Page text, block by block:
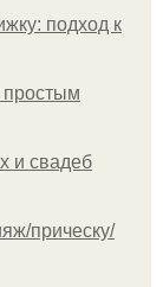
подход к
простым
и свадеб
прическу/